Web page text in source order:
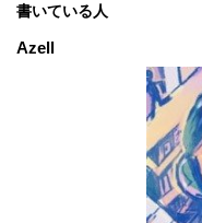
イ
ブ
書いている人
Azell